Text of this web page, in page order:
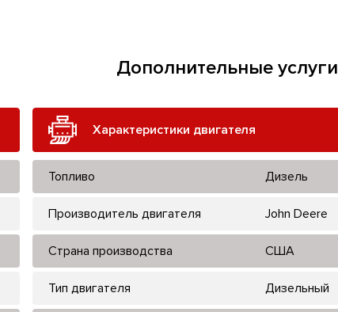
Характеристики двигателя
Топливо Дизель
Производитель двигателя John Deere
Страна производства США
Тип двигателя Дизельный
Дополнительные услуги